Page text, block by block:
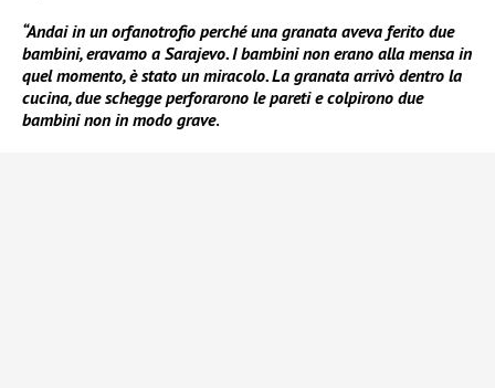
“Andai in un orfanotrofio perché una granata aveva ferito due
bambini, eravamo a Sarajevo. I bambini non erano alla mensa in
quel momento, è stato un miracolo. La granata arrivò dentro la
cucina, due schegge perforarono le pareti e colpirono due
bambini non in modo grave.